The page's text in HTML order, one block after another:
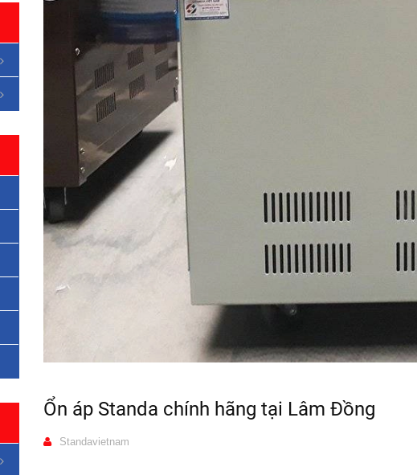
Ổn áp Standa chính hãng tại Lâm Đồng
Standavietnam